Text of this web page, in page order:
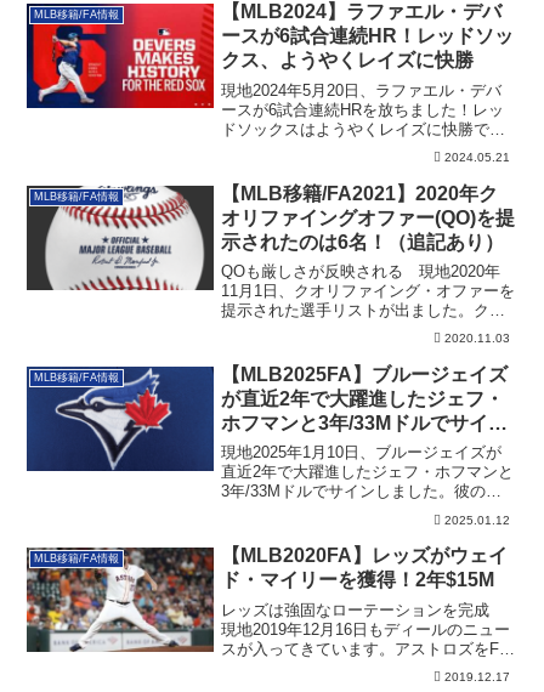
MLB移籍/FA情報
【MLB2024】ラファエル・デバ
ースが6試合連続HR！レッドソッ
クス、ようやくレイズに快勝
現地2024年5月20日、ラファエル・デバ
ースが6試合連続HRを放ちました！レッ
ドソックスはようやくレイズに快勝で
2024.05.21
MLB移籍/FA情報
【MLB移籍/FA2021】2020年ク
オリファイングオファー(QO)を提
示されたのは6名！（追記あり）
QOも厳しさが反映される 現地2020年
11月1日、クオリファイング・オファーを
提示された選手リストが出ました。クオ
2020.11.03
MLB移籍/FA情報
【MLB2025FA】ブルージェイズ
が直近2年で大躍進したジェフ・
ホフマンと3年/33Mドルでサイ
ン！
現地2025年1月10日、ブルージェイズが
直近2年で大躍進したジェフ・ホフマンと
3年/33Mドルでサインしました。彼のキ
ャリア全般も含めた詳細です。 2025.01.12
MLB移籍/FA情報
【MLB2020FA】レッズがウェイ
ド・マイリーを獲得！2年$15M
レッズは強固なローテーションを完成
現地2019年12月16日もディールのニュー
スが入ってきています。アストロズをFA
2019.12.17